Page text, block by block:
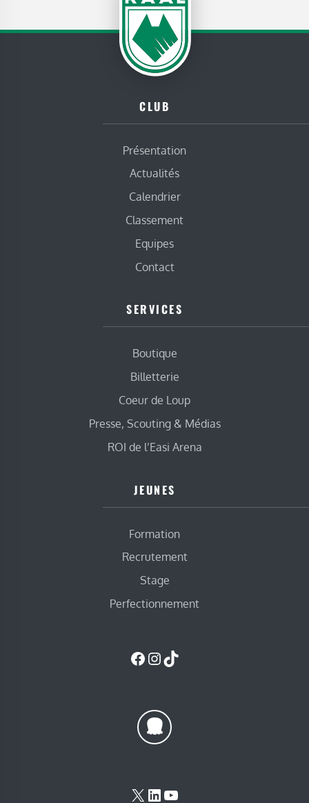
CLUB
Présentation
Actualités
Calendrier
Classement
Equipes
Contact
SERVICES
Boutique
Billetterie
Coeur de Loup
Presse, Scouting & Médias
ROI de l’Easi Arena
JEUNES
Formation
Recrutement
Stage
Perfectionnement
Facebook
Instagram
TikTok
X LinkedIn
YouTube